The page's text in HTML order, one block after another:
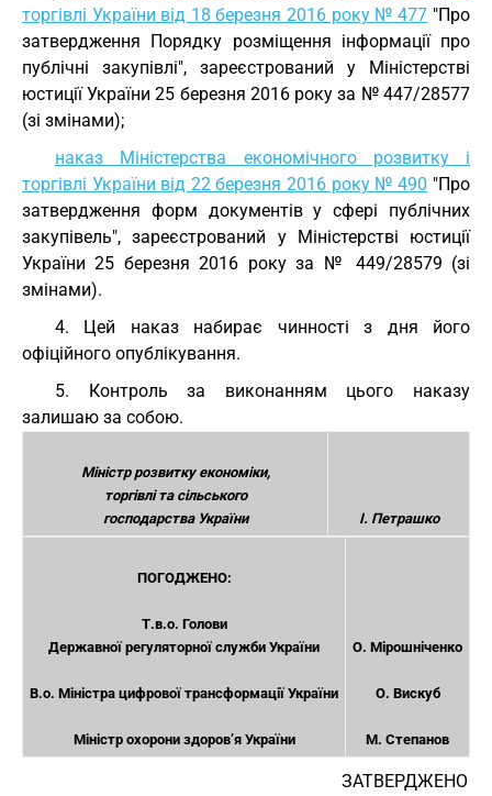
торгівлі України від 18 березня 2016 року № 477 "Про
затвердження Порядку розміщення інформації про
публічні закупівлі", зареєстрований у Міністерстві
юстиції України 25 березня 2016 року за № 447/28577
(зі змінами);
наказ Міністерства економічного розвитку і
торгівлі України від 22 березня 2016 року № 490 "Про
затвердження форм документів у сфері публічних
закупівель", зареєстрований у Міністерстві юстиції
України 25 березня 2016 року за № 449/28579 (зі
змінами).
4. Цей наказ набирає чинності з дня його
офіційного опублікування.
5. Контроль за виконанням цього наказу
залишаю за собою.
Міністр розвитку економіки,
торгівлі та сільського
господарства України
І. Петрашко
ПОГОДЖЕНО:
Т.в.о. Голови
Державної регуляторної служби України
В.о. Міністра цифрової трансформації України
Міністр охорони здоров’я України
О. Мірошніченко
О. Вискуб
М. Степанов
ЗАТВЕРДЖЕНО